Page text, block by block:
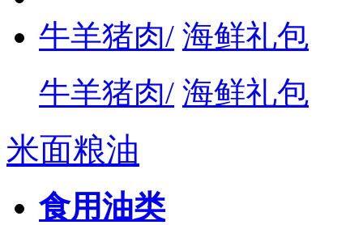
牛羊猪肉/ 海鲜礼包
牛羊猪肉/ 海鲜礼包
米面粮油
食用油类